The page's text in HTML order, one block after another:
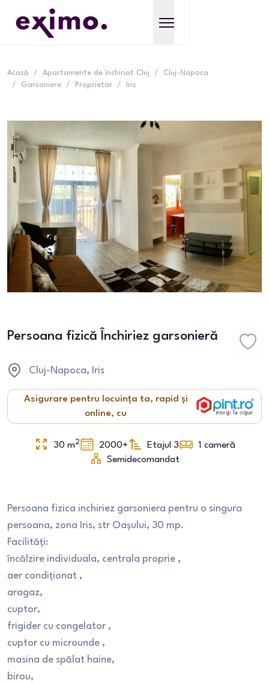
Acasă / Apartamente de închiriat Cluj /
Cluj-Napoca
/
Garsoniere / Proprietar / Iris
Persoana fizică Închiriez garsonieră
Cluj-Napoca, Iris
Asigurare pentru locuința ta, rapid și
online, cu
30 m2 2000+ Etajul 3 1 cameră
Semidecomandat
Persoana fizica inchiriez garsoniera pentru o singura
persoana, zona Iris, str Oașului, 30 mp.
Facilități:
încălzire individuala, centrala proprie ,
aer condiționat ,
aragaz,
cuptor,
frigider cu congelator ,
cuptor cu microunde ,
masina de spălat haine,
birou,